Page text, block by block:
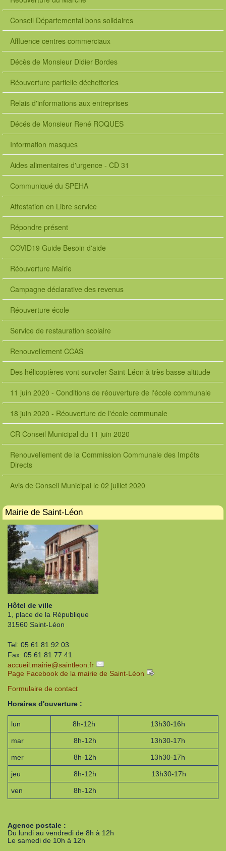
Conseil Départemental bons solidaires
Affluence centres commerciaux
Décès de Monsieur Didier Bordes
Réouverture partielle déchetteries
Relais d'informations aux entreprises
Décés de Monsieur René ROQUES
Information masques
Aides alimentaires d'urgence - CD 31
Communiqué du SPEHA
Attestation en Libre service
Répondre présent
COVID19 Guide Besoin d'aide
Réouverture Mairie
Campagne déclarative des revenus
Réouverture école
Service de restauration scolaire
Renouvellement CCAS
Des hélicoptères vont survoler Saint-Léon à très basse altitude
11 juin 2020 - Conditions de réouverture de l'école communale
18 juin 2020 - Réouverture de l'école communale
CR Conseil Municipal du 11 juin 2020
Renouvellement de la Commission Communale des Impôts
Directs
Avis de Conseil Municipal le 02 juillet 2020
Mairie de Saint-Léon
Hôtel de ville
1, place de la République
31560 Saint-Léon
Tel: 05 61 81 92 03
Fax: 05 61 81 77 41
accueil.mairie@saintleon.fr
Page Facebook de la mairie de Saint-Léon
Formulaire de contact
Horaires d'ouverture :
lun 8h-12h 13h30-16h
mar 8h-12h 13h30-17h
mer 8h-12h 13h30-17h
jeu 8h-12h 13h30-17h
ven 8h-12h
Agence postale :
Du lundi au vendredi de 8h à 12h
Le samedi de 10h à 12h